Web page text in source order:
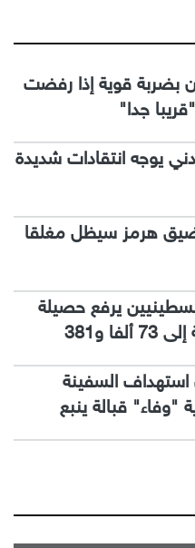
بضربة قوية إذا رفضت
جدا"
يوجه انتقادات شديدة
هرمز سيظل مغلقا
مقتل 4 فلسطينيين يرفع حصيلة
و381
استهداف السفينة
"وفاء" قبالة ينبع